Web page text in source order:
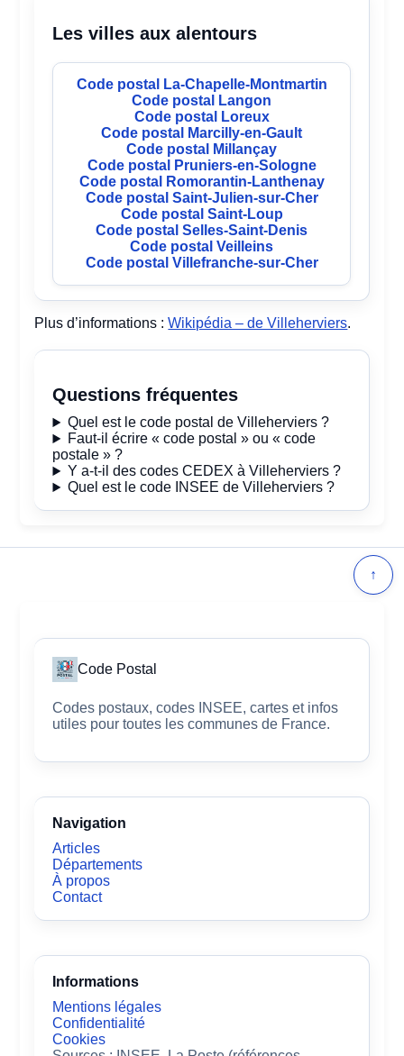
Les villes aux alentours
Code postal La-Chapelle-Montmartin
Code postal Langon
Code postal Loreux
Code postal Marcilly-en-Gault
Code postal Millançay
Code postal Pruniers-en-Sologne
Code postal Romorantin-Lanthenay
Code postal Saint-Julien-sur-Cher
Code postal Saint-Loup
Code postal Selles-Saint-Denis
Code postal Veilleins
Code postal Villefranche-sur-Cher
Plus d’informations :Wikipédia – de Villeherviers.
Questions fréquentes
Quel est le code postal de Villeherviers ?
Faut-il écrire « code postal » ou « code
postale » ?
Y a-t-il des codes CEDEX à Villeherviers ?
Quel est le code INSEE de Villeherviers ?
↑
Code Postal
Codes postaux, codes INSEE, cartes et infos
utiles pour toutes les communes de France.
Navigation
Articles
Départements
À propos
Contact
Informations
Mentions légales
Confidentialité
Cookies